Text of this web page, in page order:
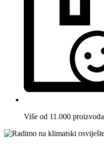
Više od 11.000 proizvoda